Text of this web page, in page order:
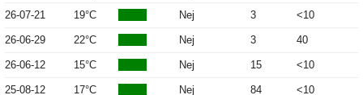
26-07-21 19°C Nej 3 <10
26-06-29 22°C Nej 3 40
26-06-12 15°C Nej 15 <10
25-08-12 17°C Nej 84 <10